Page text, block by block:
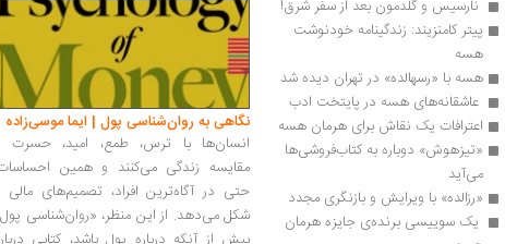
نارسیس و گلدمون بعد از سفر شرق!
هسه
هسه با «رسهالده» در تهران دیده شد
عاشقانه‌های هسه در پایتخت ادب
اعترافات یک نقاش برای هرمان هسه
می‌آید
«رزالده» با ویرایش و بازنگری مجدد
نگاهی به روان‌شناسی پول | ایما موسی‌زاده
انسان‌ها با ترس، طمع، امید، حسرت
مقایسه زندگی می‌کنند و همین
حتی در آگاه‌ترین افراد، تصمیم‌های مالی
شکل می‌دهد. از این منظر، «روان‌شناسی